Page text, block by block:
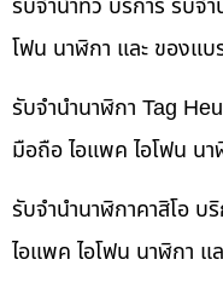
โฟน นาฬิกา และ ของแ
รับจำนำนาฬิกา Tag
มือถือ ไอแพค ไอโฟน น
รับจำนำนาฬิกาคาสิโอ บ
ไอแพค ไอโฟน นาฬิกา